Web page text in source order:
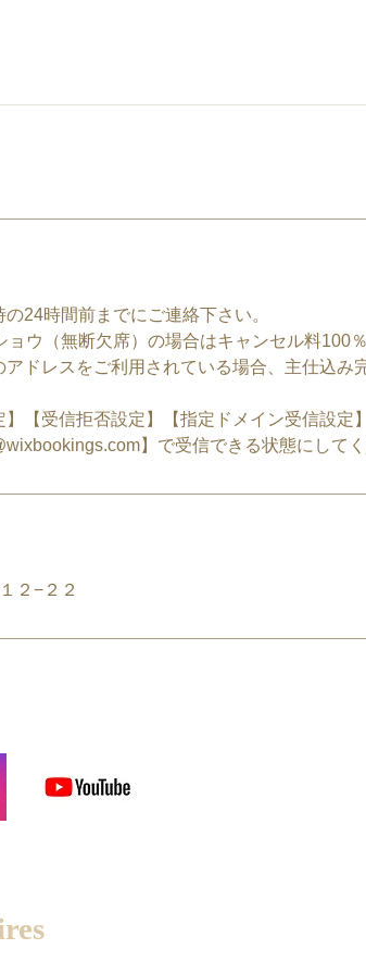
24時間前までにご連絡下さい。
ウ（無断欠席）の場合はキャンセル料100
ドレスをご利用されている場合、主仕込み
【受信拒否設定】【指定ドメイン受信設定
】で受信できる状態にしてく
２−２２